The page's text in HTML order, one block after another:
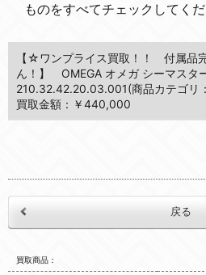
ものをすべてチェックしてくだ
【☆ワンプライス買取！！ 付属品
ん！】 OMEGA オメガ シーマスタ
210.32.42.20.03.001(商品カテゴリ
買取金額：￥440,000
買取商品